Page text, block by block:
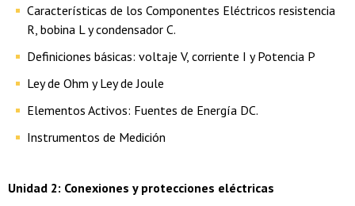
Características de los Componentes Eléctricos resistencia
R, bobina L y condensador C.
Definiciones básicas: voltaje V, corriente I y Potencia P
Ley de Ohm y Ley de Joule
Elementos Activos: Fuentes de Energía DC.
Instrumentos de Medición
Unidad 2: Conexiones y protecciones eléctricas